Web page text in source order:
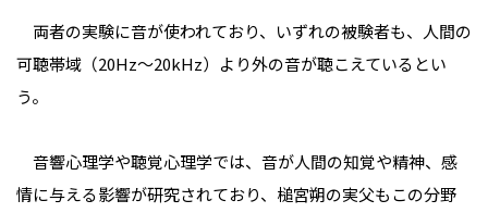
両者の実験に音が使われており、いずれの被験者も、人間の
可聴帯域（20Hz～20kHz）より外の音が聴こえているとい
う。
音響心理学や聴覚心理学では、音が人間の知覚や精神、感
情に与える影響が研究されており、槌宮朔の実父もこの分野